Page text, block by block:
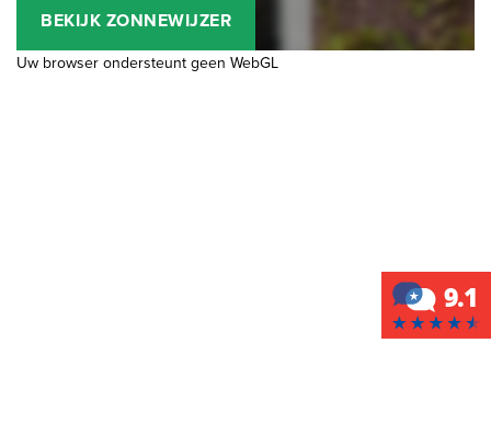
BEKIJK ZONNEWIJZER
Uw browser ondersteunt geen WebGL